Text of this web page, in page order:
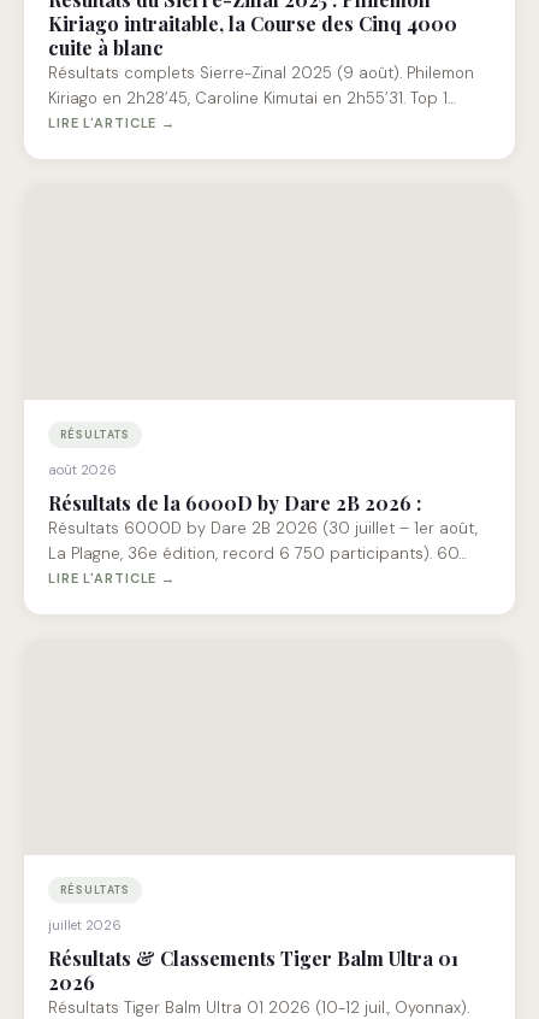
Kiriago intraitable, la Course des Cinq 4000
cuite à blanc
Résultats complets Sierre-Zinal 2025 (9 août). Philemon
Kiriago en 2h28’45, Caroline Kimutai en 2h55’31. Top 1…
LIRE L'ARTICLE →
RÉSULTATS
août 2026
Résultats de la 6000D by Dare 2B 2026 :
Résultats 6000D by Dare 2B 2026 (30 juillet – 1er août,
La Plagne, 36e édition, record 6 750 participants). 60…
LIRE L'ARTICLE →
RÉSULTATS
juillet 2026
Résultats & Classements Tiger Balm Ultra 01
2026
Résultats Tiger Balm Ultra 01 2026 (10-12 juil., Oyonnax).